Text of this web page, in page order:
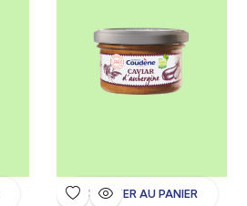
AJOUTER AU PANIER